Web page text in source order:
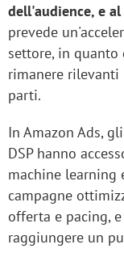
dell'audience, e
prevede
settore, in
rimanere rilevanti
parti.
In Amazon Ads,
DSP hanno
machine
campagne
offerta e pacing,
raggiungere un